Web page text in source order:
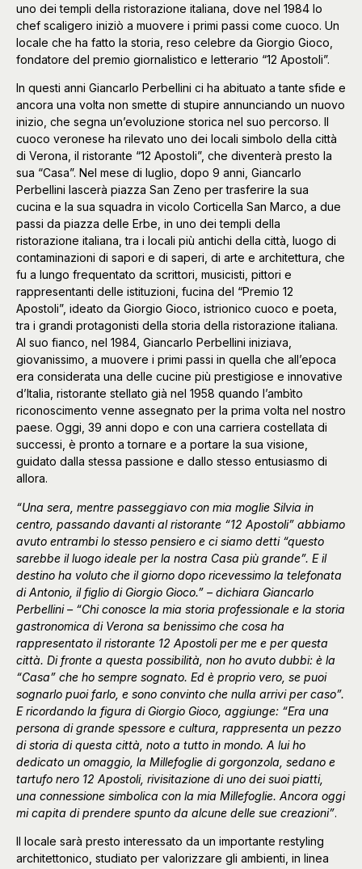
uno dei templi della ristorazione italiana, dove nel 1984 lo
chef scaligero iniziò a muovere i primi passi come cuoco. Un
locale che ha fatto la storia, reso celebre da Giorgio Gioco,
fondatore del premio giornalistico e letterario “12 Apostoli”.
In questi anni Giancarlo Perbellini ci ha abituato a tante sfide e
ancora una volta non smette di stupire annunciando un nuovo
inizio, che segna un’evoluzione storica nel suo percorso. Il
cuoco veronese ha rilevato uno dei locali simbolo della città
di Verona, il ristorante “12 Apostoli”, che diventerà presto la
sua “Casa”. Nel mese di luglio, dopo 9 anni, Giancarlo
Perbellini lascerà piazza San Zeno per trasferire la sua
cucina e la sua squadra in vicolo Corticella San Marco, a due
passi da piazza delle Erbe, in uno dei templi della
ristorazione italiana, tra i locali più antichi della città, luogo di
contaminazioni di sapori e di saperi, di arte e architettura, che
fu a lungo frequentato da scrittori, musicisti, pittori e
rappresentanti delle istituzioni, fucina del “Premio 12
Apostoli”, ideato da Giorgio Gioco, istrionico cuoco e poeta,
tra i grandi protagonisti della storia della ristorazione italiana.
Al suo fianco, nel 1984, Giancarlo Perbellini iniziava,
giovanissimo, a muovere i primi passi in quella che all’epoca
era considerata una delle cucine più prestigiose e innovative
d’Italia, ristorante stellato già nel 1958 quando l’ambìto
riconoscimento venne assegnato per la prima volta nel nostro
paese. Oggi, 39 anni dopo e con una carriera costellata di
successi, è pronto a tornare e a portare la sua visione,
guidato dalla stessa passione e dallo stesso entusiasmo di
allora.
“Una sera, mentre passeggiavo con mia moglie Silvia in
centro, passando davanti al ristorante “12 Apostoli” abbiamo
avuto entrambi lo stesso pensiero e ci siamo detti “questo
sarebbe il luogo ideale per la nostra Casa più grande”. E il
destino ha voluto che il giorno dopo ricevessimo la telefonata
di Antonio, il figlio di Giorgio Gioco.” – dichiara Giancarlo
Perbellini – “Chi conosce la mia storia professionale e la storia
gastronomica di Verona sa benissimo che cosa ha
rappresentato il ristorante 12 Apostoli per me e per questa
città. Di fronte a questa possibilità, non ho avuto dubbi: è la
“Casa” che ho sempre sognato. Ed è proprio vero, se puoi
sognarlo puoi farlo, e sono convinto che nulla arrivi per caso”.
E ricordando la figura di Giorgio Gioco, aggiunge: “Era una
persona di grande spessore e cultura, rappresenta un pezzo
di storia di questa città, noto a tutto in mondo. A lui ho
dedicato un omaggio, la Millefoglie di gorgonzola, sedano e
tartufo nero 12 Apostoli, rivisitazione di uno dei suoi piatti,
una connessione simbolica con la mia Millefoglie. Ancora oggi
mi capita di prendere spunto da alcune delle sue creazioni”.
Il locale sarà presto interessato da un importante restyling
architettonico, studiato per valorizzare gli ambienti, in linea